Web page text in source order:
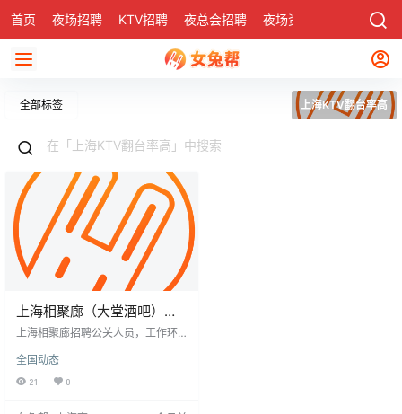
首页 夜场招聘 KTV招聘 夜总会招聘 夜场资讯 社区
全部标签 上海KTV翻台率高
上海相聚廊（大堂酒吧）招
聘公关-翻台率高生意稳定
上海相聚廊招聘公关人员，工作环
华地段，氛围独特，服务优质，吸
引大量顾客，为员工提供良好平
全国动态
21 0